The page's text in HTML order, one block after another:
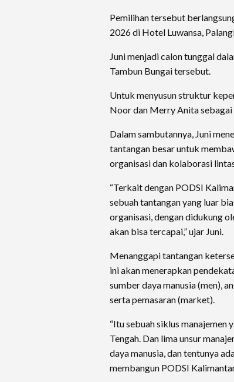
Pemilihan tersebut
2026 di Hotel Luwansa,
Juni menjadi calon tunggal
Tambun Bungai tersebut.
Untuk menyusun struktur
Noor dan Merry Anita
Dalam sambutannya, Juni
tantangan besar untuk
organisasi dan kolaborasi
“Terkait dengan PODSI
sebuah tantangan yang luar
organisasi, dengan didukung
akan bisa tercapai,” ujar Juni.
Menanggapi tantangan
ini akan menerapkan
sumber daya manusia (men),
serta pemasaran (market).
“Itu sebuah siklus
Tengah. Dan lima unsur
daya manusia, dan tentunya
membangun PODSI